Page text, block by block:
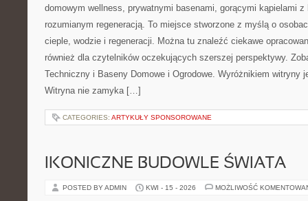
domowym wellness, prywatnymi basenami, gorącymi kąpielami
rozumianym regeneracją. To miejsce stworzone z myślą o
cieple, wodzie i regeneracji. Można tu znaleźć ciekawe
również dla czytelników oczekujących szerszej perspektywy.
Techniczny i Baseny Domowe i Ogrodowe. Wyróżnikiem witryny
Witryna nie zamyka […]
CATEGORIES: ARTYKUŁY SPONSOROWANE
IKONICZNE BUDOWLE ŚWIATA
POSTED BY ADMIN KWI - 15 - 2026 MOŻLIWOŚĆ